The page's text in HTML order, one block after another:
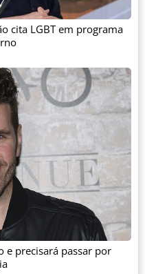
cita LGBT em programa
e precisará passar por